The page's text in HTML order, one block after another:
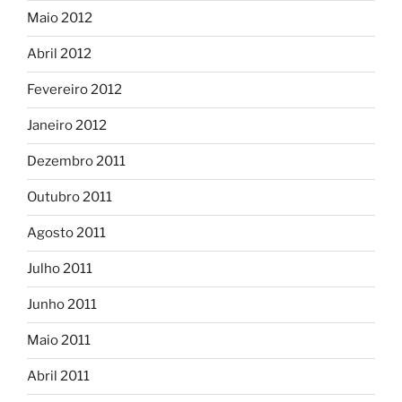
Maio 2012
Abril 2012
Fevereiro 2012
Janeiro 2012
Dezembro 2011
Outubro 2011
Agosto 2011
Julho 2011
Junho 2011
Maio 2011
Abril 2011